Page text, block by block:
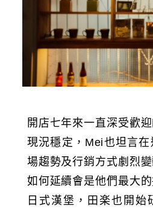
開店七年來一直深受歡
現況穩定，Mei也坦言
場趨勢及行銷方式劇烈
如何延續會是他們最大
日式漢堡，田楽也開始